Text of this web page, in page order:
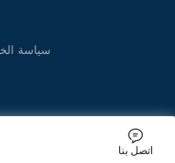
سياسة
اتصل بنا